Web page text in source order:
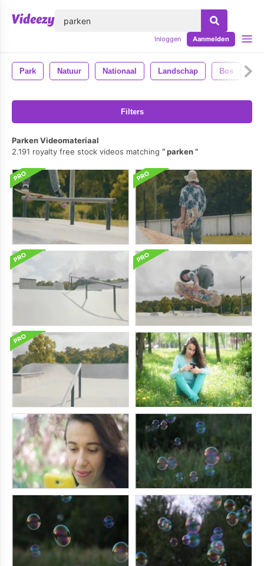
Inloggen Aanmelden
Park Natuur Nationaal Landschap Bos
Filters
Parken Videomateriaal
2.191 royalty free stock videos matching
parken